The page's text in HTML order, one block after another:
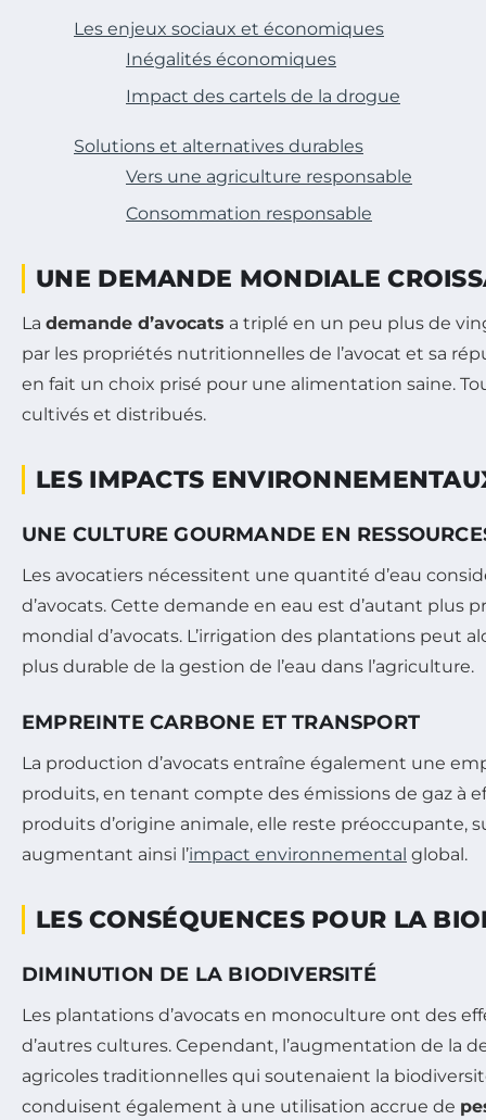
Les enjeux sociaux et économiques
Inégalités économiques
Impact des cartels de la drogue
Solutions et alternatives durables
Vers une agriculture responsable
Consommation responsable
UNE DEMANDE MONDIALE
La demande d’avocats a triplé en un peu plus de
par les propriétés nutritionnelles de l’avocat et sa
en fait un choix prisé pour une alimentation saine.
cultivés et distribués.
LES IMPACTS
UNE CULTURE GOURMANDE EN
Les avocatiers nécessitent une quantité d’eau
d’avocats. Cette demande en eau est d’autant plus
mondial d’avocats. L’irrigation des plantations peut
plus durable de la gestion de l’eau dans l’agriculture.
EMPREINTE CARBONE ET TRANSPORT
La production d’avocats entraîne également une
produits, en tenant compte des émissions de gaz à
produits d’origine animale, elle reste préoccupante,
augmentant ainsi l’impact environnemental global.
LES CONSÉQUENCES POUR LA
DIMINUTION DE LA BIODIVERSITÉ
Les plantations d’avocats en monoculture ont des
d’autres cultures. Cependant, l’augmentation de
agricoles traditionnelles qui soutenaient la
conduisent également à une utilisation accrue de